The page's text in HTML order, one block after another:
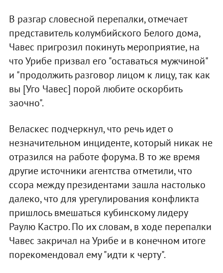
В разгар словесной перепалки, отмечает
представитель колумбийского Белого дома,
Чавес пригрозил покинуть мероприятие, на
что Урибе призвал его "оставаться мужчиной"
и "продолжить разговор лицом к лицу, так как
вы [Уго Чавес] порой любите оскорбить
заочно".
Веласкес подчеркнул, что речь идет о
незначительном инциденте, который никак не
отразился на работе форума. В то же время
другие источники агентства отметили, что
ссора между президентами зашла настолько
далеко, что для урегулирования конфликта
пришлось вмешаться кубинскому лидеру
Раулю Кастро. По их словам, в ходе перепалки
Чавес закричал на Урибе и в конечном итоге
порекомендовал ему "идти к черту".